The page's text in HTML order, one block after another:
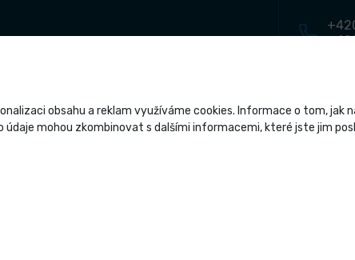
obsahu a reklam využíváme cookies. Informace o tom, jak
mohou zkombinovat s dalšími informacemi, které jste jim